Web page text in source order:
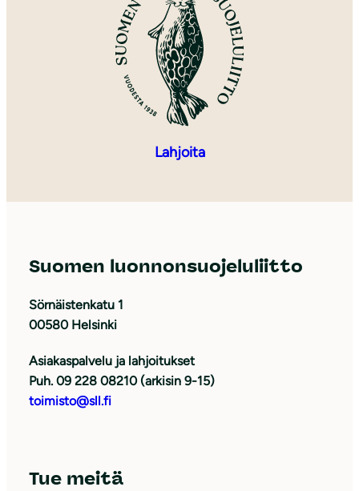
Lahjoita
Suomen luonnonsuojeluliitto
Sörnäistenkatu 1
00580 Helsinki
Asiakaspalvelu ja lahjoitukset
Puh. 09 228 08210 (arkisin 9-15)
toimisto@sll.fi
Tue meitä